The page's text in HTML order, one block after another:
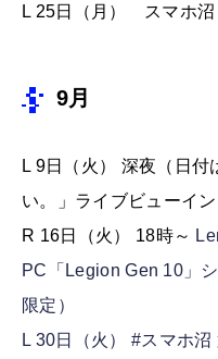
L 25日（月） スマホ沼
9月
L 9日（火） 深夜（日
い。」ライブビューイ
R 16日（火） 18時～
PC「Legion Gen 10」
限定）
L 30日（火） #スマホ沼